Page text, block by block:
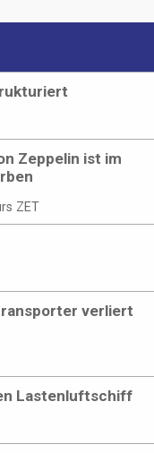
Zeppelin ist im
ZET
verliert
Lastenluftschiff